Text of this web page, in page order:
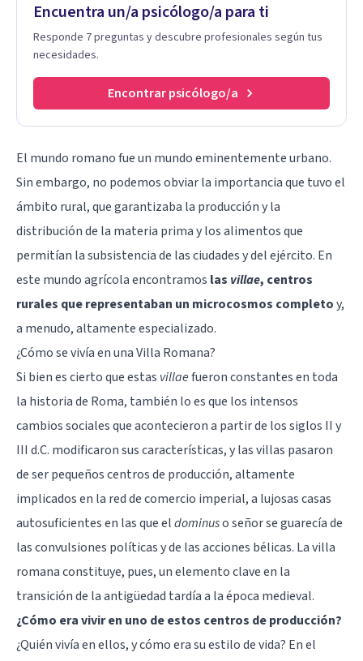
Encuentra un/a psicólogo/a para ti
Responde 7 preguntas y descubre profesionales según tus
necesidades.
Encontrar psicólogo/a
El mundo romano fue un mundo eminentemente urbano.
Sin embargo, no podemos obviar la importancia que tuvo el
ámbito rural, que garantizaba la producción y la
distribución de la materia prima y los alimentos que
permitían la subsistencia de las ciudades y del ejército. En
este mundo agrícola encontramos las villae, centros
rurales que representaban un microcosmos completoy,
a menudo, altamente especializado.
¿Cómo se vivía en una Villa Romana?
Si bien es cierto que estas villaefueron constantes en toda
la historia de Roma, también lo es que los intensos
cambios sociales que acontecieron a partir de los siglos II y
III d.C. modificaron sus características, y las villas pasaron
de ser pequeños centros de producción, altamente
implicados en la red de comercio imperial, a lujosas casas
autosuficientes en las que eldominuso señor se guarecía de
las convulsiones políticas y de las acciones bélicas. La villa
romana constituye, pues, un elemento clave en la
transición de la antigüedad tardía a la época medieval.
¿Cómo era vivir en uno de estos centros de producción?
¿Quién vivía en ellos, y cómo era su estilo de vida? En el